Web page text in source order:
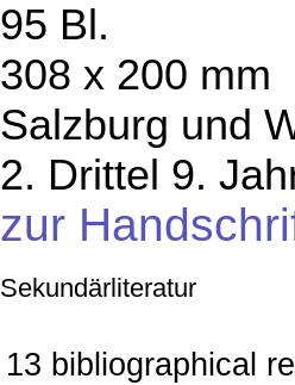
95 Bl.
308 x 200 mm
Salzburg und
2. Drittel 9.
zur
Sekundärliteratur
13 bibliographical